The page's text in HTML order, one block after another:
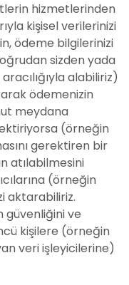
hizmetlerinden
kişisel verilerinizi
ödeme bilgilerinizi
sizden yada
alabiliriz)
ödemenizin
meydana
(örneğin
gerektiren bir
atılabilmesini
(örneğin
aktarabiliriz.
güvenliğini ve
kişilere (örneğin
veri işleyicilerine)